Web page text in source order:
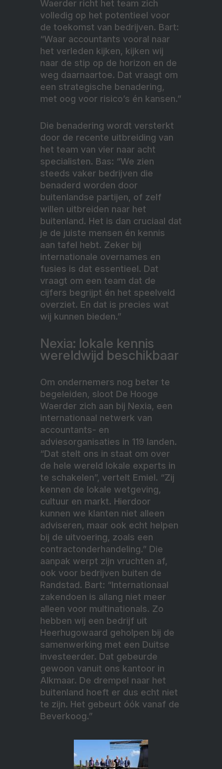
Waerder richt het team zich
volledig op het potentieel voor
de toekomst van bedrijven. Bart:
“Waar accountants vooral naar
het verleden kijken, kijken wij
naar de stip op de horizon en de
weg daarnaartoe. Dat vraagt om
een strategische benadering,
met oog voor risico’s én kansen.”
Die benadering wordt versterkt
door de recente uitbreiding van
het team van vier naar acht
specialisten. Bas: “We zien
steeds vaker bedrijven die
benaderd worden door
buitenlandse partijen, of zelf
willen uitbreiden naar het
buitenland. Het is dan cruciaal dat
je de juiste mensen én kennis
aan tafel hebt. Zeker bij
internationale overnames en
fusies is dat essentieel. Dat
vraagt om een team dat de
cijfers begrijpt én het speelveld
overziet. En dat is precies wat
wij kunnen bieden.”
Nexia: lokale kennis
wereldwijd beschikbaar
Om ondernemers nog beter te
begeleiden, sloot De Hooge
Waerder zich aan bij Nexia, een
internationaal netwerk van
accountants- en
adviesorganisaties in 119 landen.
“Dat stelt ons in staat om over
de hele wereld lokale experts in
te schakelen”, vertelt Emiel. “Zij
kennen de lokale wetgeving,
cultuur en markt. Hierdoor
kunnen we klanten niet alleen
adviseren, maar ook echt helpen
bij de uitvoering, zoals een
contractonderhandeling.” Die
aanpak werpt zijn vruchten af,
ook voor bedrijven buiten de
Randstad. Bart: “Internationaal
zakendoen is allang niet meer
alleen voor multinationals. Zo
hebben wij een bedrijf uit
Heerhugowaard geholpen bij de
samenwerking met een Duitse
investeerder. Dat gebeurde
gewoon vanuit ons kantoor in
Alkmaar. De drempel naar het
buitenland hoeft er dus echt niet
te zijn. Het gebeurt óók vanaf de
Beverkoog.”